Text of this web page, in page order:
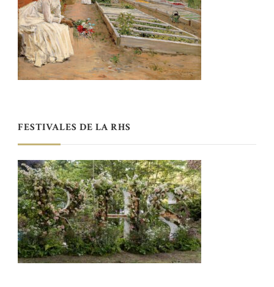
FESTIVALES DE LA RHS